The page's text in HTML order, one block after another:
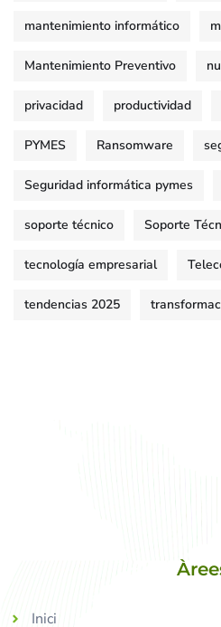
mantenimiento informático
Mantenimiento Preventivo
privacidad productividad
PYMES Ransomware
Seguridad informática pymes
soporte técnico Soporte
tecnología empresarial
tendencias 2025
Inici